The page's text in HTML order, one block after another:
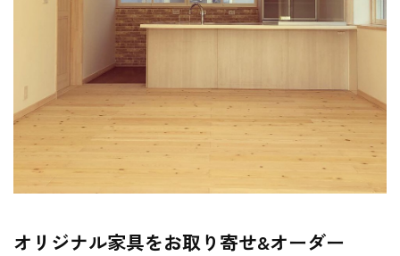
オリジナル家具をお取り寄せ&オーダー